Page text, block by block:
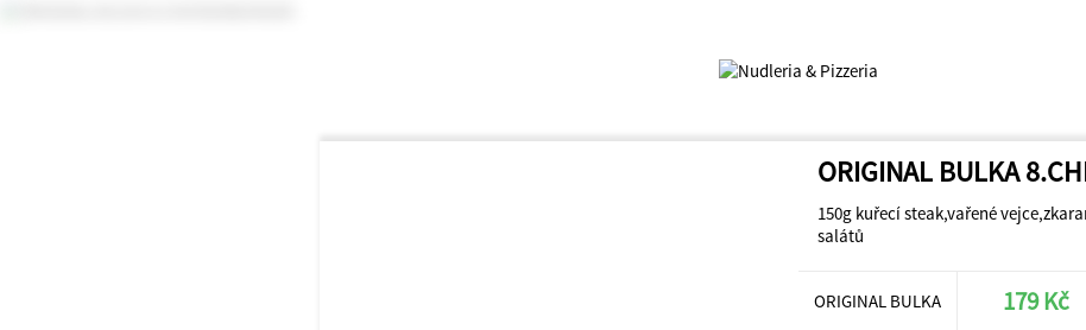
ORIGINAL BULKA
150g kuřecí steak,vařené
salátů
ORIGINAL BULKA 179 Kč